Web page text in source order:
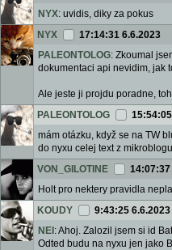
NYX: uvidis, diky za pokus
NYX
17:14:31 6.6.2023
PALEONTOLOG: Zkoumal
dokumentaci api nevidim, jak
Ale jeste ji projdu poradne,
PALEONTOLOG
mám otázku, když se na TW
do nyxu celej text z
VON_GILOTINE
14:07:37
Holt pro nektery pravidla
KOUDY
9:43:25 6.6.2023
NEI : Ahoj. Zalozil jsem si id
Odted budu na nyxu jen jako